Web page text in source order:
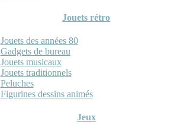
Jouets rétro
Jouets des années 80
Gadgets de bureau
Jouets musicaux
Jouets traditionnels
Peluches
Figurines dessins animés
Jeux